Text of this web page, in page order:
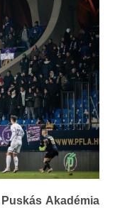
Akadémia